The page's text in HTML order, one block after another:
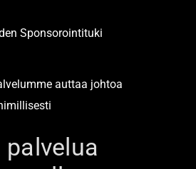
Sponsorointituki
auttaa johtoa
palvelua